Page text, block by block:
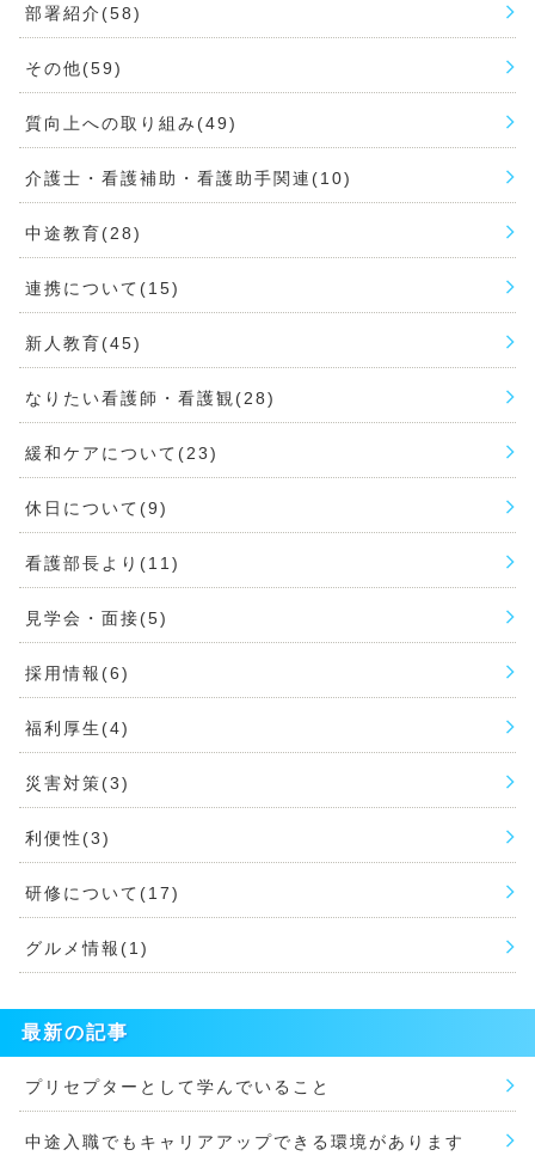
部署紹介(58)
その他(59)
質向上への取り組み(49)
介護士・看護補助・看護助手関連(10)
中途教育(28)
連携について(15)
新人教育(45)
なりたい看護師・看護観(28)
緩和ケアについて(23)
休日について(9)
看護部長より(11)
見学会・面接(5)
採用情報(6)
福利厚生(4)
災害対策(3)
利便性(3)
研修について(17)
グルメ情報(1)
最新の記事
プリセプターとして学んでいること
中途入職でもキャリアアップできる環境があります